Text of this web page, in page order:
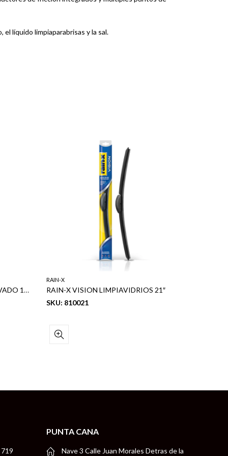
líquido limpiaparabrisas y la sal.
RAIN-X BUG & TAR GEL PRE-LAVADO 16 OZ
RAIN-X
RAIN-X VISION LIMPIAVIDRIOS 21″
SKU: 810021
PUNTA CANA
Nave 3 Calle Juan Morales Detras de la